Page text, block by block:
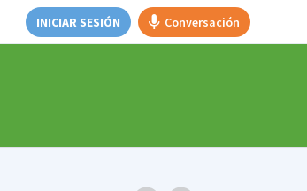
INICIAR SESIÓN Conversación